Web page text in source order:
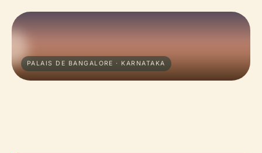
PALAIS DE BANGALORE · KARNATAKA